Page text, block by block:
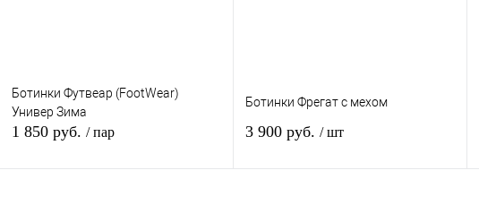
Ботинки Футвеар (FootWear)
Универ Зима
1 850 руб. / пар
Ботинки Фрегат с мехом
3 900 руб. / шт